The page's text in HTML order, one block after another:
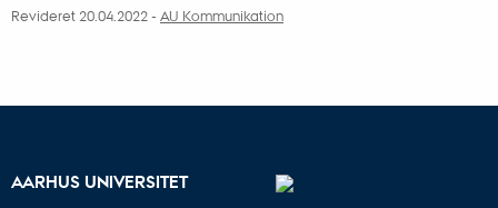
Revideret 20.04.2022 - AU Kommunikation
AARHUS UNIVERSITET